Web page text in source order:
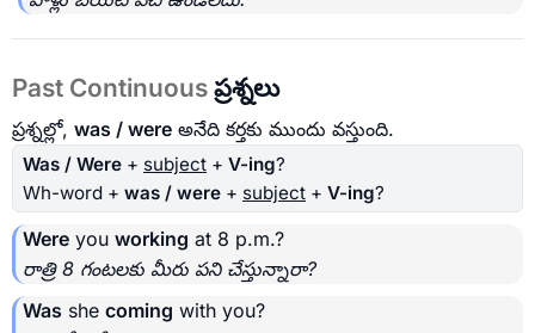
Past Continuous ప్రశ్నలు
ప్రశ్నల్లో, was / were అనేది కర్తకు ముందు వస్తుంది.
Was / Were + subject + V-ing?
Wh-word + was / were + subject + V-ing?
Were you working at 8 p.m.?
రాత్రి 8 గంటలకు మీరు పని చేస్తున్నారా?
Was she coming with you?